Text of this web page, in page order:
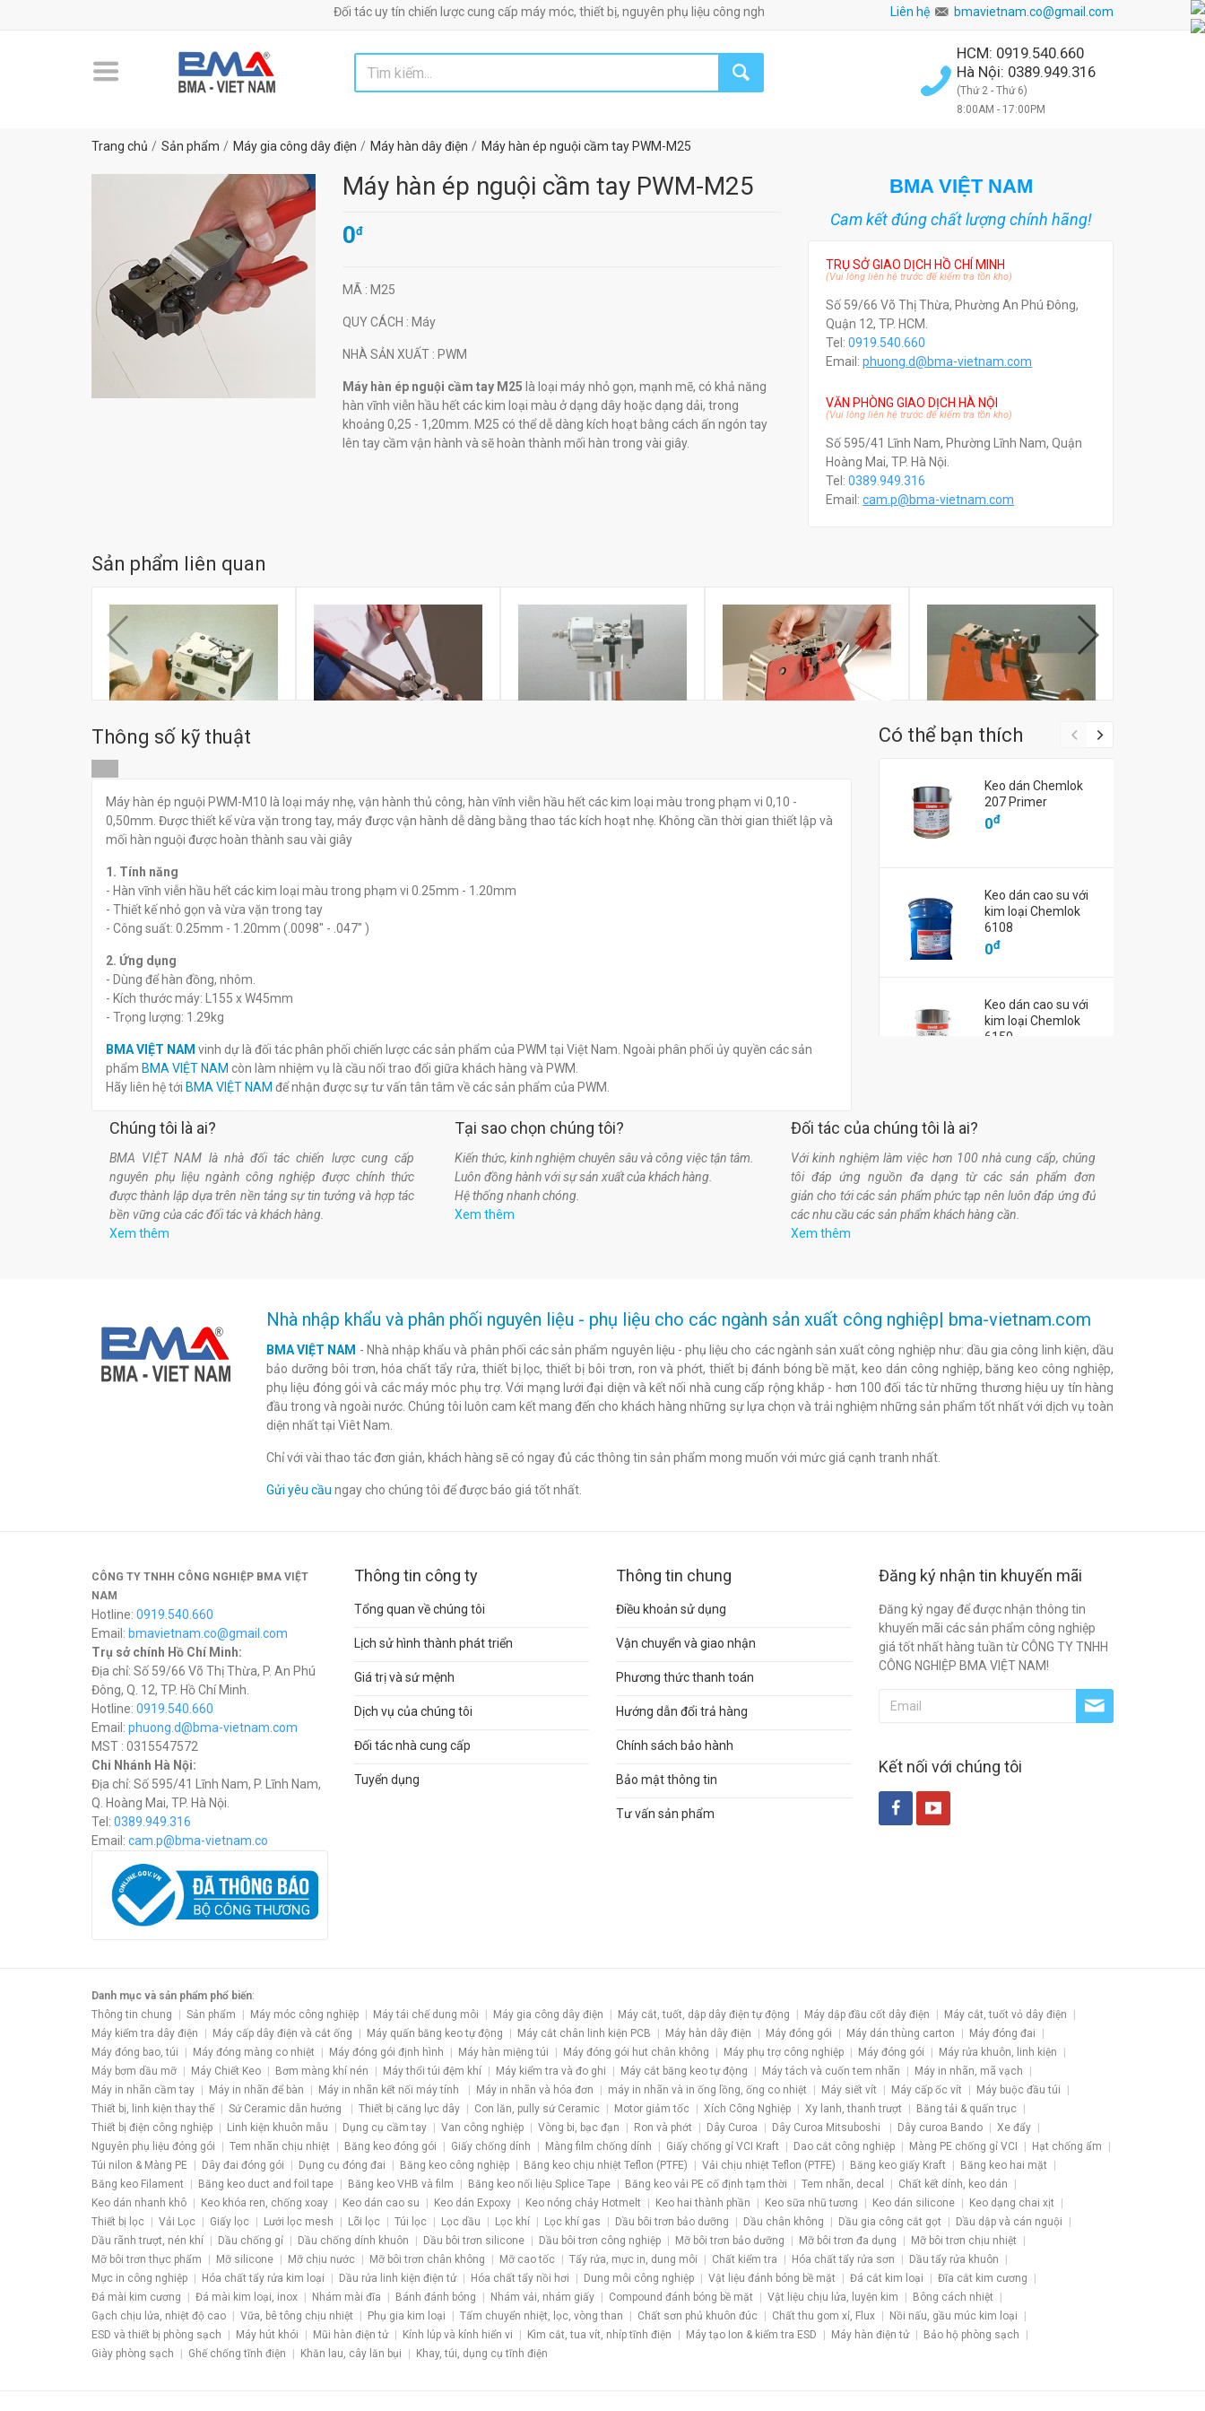
Đối tác uy tín chiến lược cung cấp máy móc, thiết bị, nguyên phụ liệu công nghiệp! Liên hệ bmavietnam.co@gmail.com
HCM: 0919.540.660
Hà Nội: 0389.949.316
(Thứ 2 - Thứ 6)
8:00AM - 17:00PM
Trang chủ Sản phẩm Máy gia công dây điện Máy hàn dây điện Máy hàn ép nguội cầm tay PWM-M25
Máy hàn ép nguội cầm tay PWM-M25
0đ
MÃ : M25
QUY CÁCH : Máy
NHÀ SẢN XUẤT : PWM
Máy hàn ép nguội cầm tay M25 là loại máy nhỏ gọn, mạnh mẽ, có khả năng
hàn vĩnh viễn hầu hết các kim loại màu ở dạng dây hoặc dạng dải, trong
khoảng 0,25 - 1,20mm. M25 có thể dễ dàng kích hoạt bằng cách ấn ngón tay
lên tay cầm vận hành và sẽ hoàn thành mối hàn trong vài giây.
BMA VIỆT NAM
Cam kết đúng chất lượng chính hãng!
TRỤ SỞ GIAO DỊCH HỒ CHÍ MINH
(Vui lòng liên hệ trước để kiểm tra tồn kho)
Số 59/66 Võ Thị Thừa, Phường An Phú Đông,
Quận 12, TP. HCM.
Tel:0919.540.660
Email:phuong.d@bma-vietnam.com
VĂN PHÒNG GIAO DỊCH HÀ NỘI
(Vui lòng liên hệ trước để kiểm tra tồn kho)
Số 595/41 Lĩnh Nam, Phường Lĩnh Nam, Quận
Hoàng Mai, TP. Hà Nội.
Tel:0389.949.316
Email:cam.p@bma-vietnam.com
Sản phẩm liên quan
Máy hàn dây điện PWM M10
0đ
PWM M30
0đ
Máy hàn ép nguội cầm tay
PWM HP30
0đ
Máy hàn dây điện PWM BM10
0đ
Thông số kỹ thuật
Máy hàn ép nguội PWM-M10 là loại máy nhẹ, vận hành thủ công, hàn vĩnh viễn hầu hết các kim loại màu trong phạm vi 0,10 -
0,50mm. Được thiết kế vừa vặn trong tay, máy được vận hành dễ dàng bằng thao tác kích hoạt nhẹ. Không cần thời gian thiết lập và
mối hàn nguội được hoàn thành sau vài giây
1. Tính năng
- Hàn vĩnh viễn hầu hết các kim loại màu trong phạm vi 0.25mm - 1.20mm
- Thiết kế nhỏ gọn và vừa vặn trong tay
- Công suất: 0.25mm - 1.20mm (.0098" - .047" )
2. Ứng dụng
- Dùng để hàn đồng, nhôm.
- Kích thước máy: L155 x W45mm
- Trọng lượng: 1.29kg
BMA VIỆT NAM vinh dự là đối tác phân phối chiến lược các sản phẩm của PWM tại Việt Nam. Ngoài phân phối ủy quyền các sản
phẩm BMA VIỆT NAM còn làm nhiệm vụ là cầu nối trao đổi giữa khách hàng và PWM.
Hãy liên hệ tới BMA VIỆT NAM để nhận được sự tư vấn tân tâm về các sản phẩm của PWM.
Có thể bạn thích
Keo dán Chemlok
207 Primer
0đ
Keo dán cao su với
kim loại Chemlok
6108
0đ
Keo dán cao su với
kim loại Chemlok
6150
Chúng tôi là ai?
BMA VIỆT NAM là nhà đối tác chiến lược cung cấp
nguyên phụ liệu ngành công nghiệp được chính thức
được thành lập dựa trên nền tảng sự tin tưởng và hợp tác
bền vững của các đối tác và khách hàng.
Xem thêm
Tại sao chọn chúng tôi?
Kiến thức, kinh nghiệm chuyên sâu và công việc tận tâm.
Luôn đồng hành với sự sản xuất của khách hàng.
Hệ thống nhanh chóng.
Xem thêm
Đối tác của chúng tôi là ai?
Với kinh nghiệm làm việc hơn 100 nhà cung cấp, chúng
tôi đáp ứng nguồn đa dạng từ các sản phẩm đơn
giản cho tới các sản phẩm phức tạp nên luôn đáp ứng đủ
các nhu cầu các sản phẩm khách hàng cần.
Xem thêm
Nhà nhập khẩu và phân phối nguyên liệu - phụ liệu cho các ngành sản xuất công nghiệp| bma-vietnam.com
BMA VIỆT NAM - Nhà nhập khẩu và phân phối các sản phẩm nguyên liệu - phụ liệu cho các ngành sản xuất công nghiệp như: dầu gia công linh kiện, dầu
bảo dưỡng bôi trơn, hóa chất tẩy rửa, thiết bị lọc, thiết bị bôi trơn, ron và phớt, thiết bị đánh bóng bề mặt, keo dán công nghiệp, băng keo công nghiệp,
phụ liệu đóng gói và các máy móc phụ trợ. Với mạng lưới đại diện và kết nối nhà cung cấp rộng khắp - hơn 100 đối tác từ những thương hiệu uy tín hàng
đầu trong và ngoài nước. Chúng tôi luôn cam kết mang đến cho khách hàng những sự lựa chọn và trải nghiệm những sản phẩm tốt nhất với dịch vụ toàn
diện nhất tại Viêt Nam.
Chỉ với vài thao tác đơn giản, khách hàng sẽ có ngay đủ các thông tin sản phẩm mong muốn với mức giá cạnh tranh nhất.
Gửi yêu cầu ngay cho chúng tôi để được báo giá tốt nhất.
CÔNG TY TNHH CÔNG NGHIỆP BMA VIỆT
NAM
Hotline: 0919.540.660
Email: bmavietnam.co@gmail.com
Trụ sở chính Hồ Chí Minh:
Địa chỉ: Số 59/66 Võ Thị Thừa, P. An Phú
Đông, Q. 12, TP. Hồ Chí Minh.
Hotline: 0919.540.660
Email: phuong.d@bma-vietnam.com
MST : 0315547572
Chi Nhánh Hà Nội:
Địa chỉ: Số 595/41 Lĩnh Nam, P. Lĩnh Nam,
Q. Hoàng Mai, TP. Hà Nội.
Tel: 0389.949.316
Email: cam.p@bma-vietnam.co
Thông tin công ty
Tổng quan về chúng tôi
Lịch sử hình thành phát triển
Giá trị và sứ mệnh
Dịch vụ của chúng tôi
Đối tác nhà cung cấp
Tuyển dụng
Thông tin chung
Điều khoản sử dụng
Vận chuyển và giao nhận
Phương thức thanh toán
Hướng dẫn đổi trả hàng
Chính sách bảo hành
Bảo mật thông tin
Tư vấn sản phẩm
Đăng ký nhận tin khuyến mãi
Đăng ký ngay để được nhận thông tin
khuyến mãi các sản phẩm công nghiệp
giá tốt nhất hàng tuần từ CÔNG TY TNHH
CÔNG NGHIỆP BMA VIỆT NAM!
Kết nối với chúng tôi
Danh mục và sản phẩm phổ biến:
Thông tin chung
Sản phẩm Máy móc công nghiệp Máy tái chế dung môi Máy gia công dây điện Máy cắt, tuốt, dập dây điện tự động Máy dập đầu cốt dây điện
Máy cắt, tuốt vỏ dây điện
Máy kiểm tra dây điện
Máy cấp dây điện và cắt ống Máy quấn băng keo tự động Máy cắt chân linh kiện PCB Máy hàn dây điện Máy đóng gói Máy dán thùng carton
Máy đóng đai
Máy đóng bao, túi
Máy đóng màng co nhiệt Máy đóng gói định hình Máy hàn miệng túi Máy đóng gói hut chân không Máy phụ trợ công nghiệp Máy đóng gói
Máy rửa khuôn, linh kiện
Máy bơm dầu mỡ
Máy Chiết Keo Bơm màng khí nén Máy thổi túi đệm khí Máy kiểm tra và đo ghi Máy cắt băng keo tự động Máy tách và cuốn tem nhãn
Máy in nhãn, mã vạch
Máy in nhãn cầm tay
Máy in nhãn để bàn Máy in nhãn kết nối máy tính Máy in nhãn và hóa đơn máy in nhãn và in ống lồng, ống co nhiệt Máy siết vít Máy cấp ốc vít
Máy buộc đầu túi
Thiết bị, linh kiện thay thế
Sứ Ceramic dẫn hướng Thiết bị căng lực dây Con lăn, pully sứ Ceramic Motor giảm tốc Xích Công Nghiệp Xy lanh, thanh trượt
Băng tải & quấn trục
Thiết bị điện công nghiệp
Linh kiện khuôn mẫu Dụng cụ cầm tay Van công nghiệp Vòng bi, bạc đạn Ron và phớt Dây Curoa Dây Curoa Mitsuboshi Dây curoa Bando
Xe đẩy
Nguyên phụ liệu đóng gói
Tem nhãn chịu nhiệt Băng keo đóng gói Giấy chống dính Màng film chống dính Giấy chống gỉ VCI Kraft Dao cắt công nghiệp Màng PE chống gỉ VCI
Hạt chống ẩm
Túi nilon & Màng PE
Dây đai đóng gói Dụng cụ đóng đai Băng keo công nghiệp Băng keo chịu nhiệt Teflon (PTFE) Vải chịu nhiệt Teflon (PTFE) Băng keo giấy Kraft
Băng keo hai mặt
Băng keo Filament
Băng keo duct and foil tape Băng keo VHB và film Băng keo nối liệu Splice Tape Băng keo vải PE cố định tạm thời Tem nhãn, decal
Chất kết dính, keo dán
Keo dán nhanh khô
Keo khóa ren, chống xoay Keo dán cao su Keo dán Expoxy Keo nóng chảy Hotmelt Keo hai thành phần Keo sữa nhũ tương Keo dán silicone
Keo dạng chai xịt
Thiết bị lọc
Vải Lọc Giấy lọc Lưới lọc mesh Lõi lọc Túi lọc Lọc dầu Lọc khí Lọc khí gas Dầu bôi trơn bảo dưỡng Dầu chân không Dầu gia công cắt gọt
Dầu dập và cán nguội
Dầu rãnh trượt, nén khí
Dầu chống gỉ Dầu chống dính khuôn Dầu bôi trơn silicone Dầu bôi trơn công nghiệp Mỡ bôi trơn bảo dưỡng Mỡ bôi trơn đa dụng
Mỡ bôi trơn chịu nhiệt
Mỡ bôi trơn thực phẩm
Mỡ silicone Mỡ chịu nước Mỡ bôi trơn chân không Mỡ cao tốc Tẩy rửa, mực in, dung môi Chất kiểm tra Hóa chất tẩy rửa sơn
Dầu tẩy rửa khuôn
Mực in công nghiệp
Hóa chất tẩy rửa kim loại Dầu rửa linh kiện điện tử Hóa chất tẩy nồi hơi Dung môi công nghiệp Vật liệu đánh bóng bề mặt Đá cắt kim loại
Đĩa cắt kim cương
Đá mài kim cương
Đá mài kim loại, inox Nhám mài đĩa Bánh đánh bóng Nhám vải, nhám giấy Compound đánh bóng bề mặt Vật liệu chịu lửa, luyện kim
Bông cách nhiệt
Gạch chịu lửa, nhiệt độ cao
Vữa, bê tông chịu nhiệt Phụ gia kim loại Tấm chuyển nhiệt, lọc, vòng than Chất sơn phủ khuôn đúc Chất thu gom xỉ, Flux
Nồi nấu, gầu múc kim loại
ESD và thiết bị phòng sạch
Máy hút khói Mũi hàn điện tử Kính lúp và kính hiển vi Kìm cắt, tua vít, nhíp tĩnh điện Máy tạo Ion & kiểm tra ESD Máy hàn điện tử
Bảo hộ phòng sạch
Giày phòng sạch
Ghế chống tĩnh điện Khăn lau, cây lăn bụi Khay, túi, dụng cụ tĩnh điện